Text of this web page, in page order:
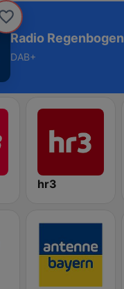
Radio Regenbogen
DAB+
hr3